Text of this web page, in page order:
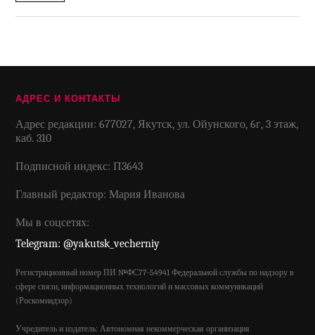
АДРЕС И КОНТАКТЫ
Адрес редакции: 677027, Якутск, ул. Ойунского, 6г, 3 этаж,
каб. 310
Подписной индекс: П3643
Главный редактор: Мария Иванова
Мы в соцсетях:
Telegram: @yakutsk_vecherniy
Регистрационный номер ПИ №ФС77-54941 Федеральной службы по надзору в
сфере связи, информационных технологий и массовых коммуникаций
(Роскомнадзор)
Учредитель и издатель: Автономная некоммерческая организация